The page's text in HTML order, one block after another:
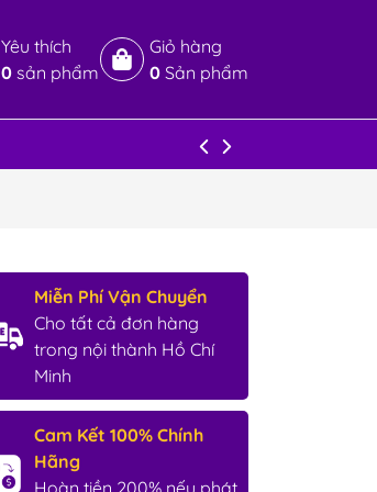
Yêu thích
0 sản phẩm
Giỏ hàng
0 Sản phẩm
Miễn Phí Vận Chuyển
Cho tất cả đơn hàng
trong nội thành Hồ Chí
Minh
Cam Kết 100% Chính
Hãng
Hoàn tiền 200% nếu phát